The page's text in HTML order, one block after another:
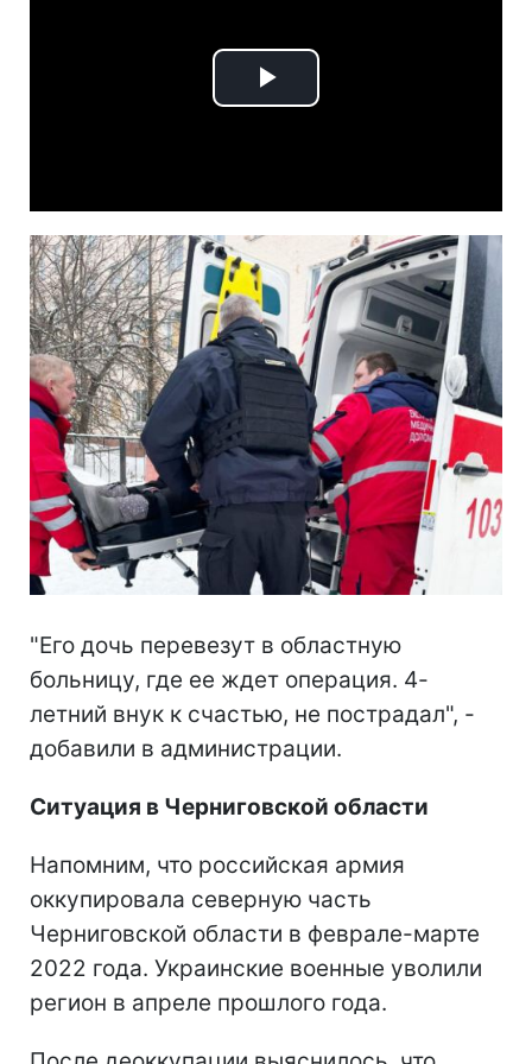
Play
"Его дочь перевезут в областную
больницу, где ее ждет операция. 4-
летний внук к счастью, не пострадал", -
добавили в администрации.
Ситуация в Черниговской области
Напомним, что российская армия
оккупировала северную часть
Черниговской области в феврале-марте
2022 года. Украинские военные уволили
регион в апреле прошлого года.